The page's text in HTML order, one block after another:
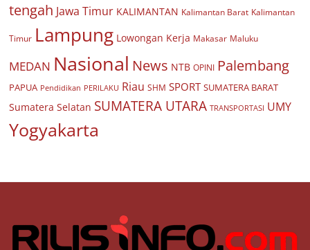
tengah Jawa Timur KALIMANTAN Kalimantan Barat Kalimantan
Timur Lampung Lowongan Kerja Makasar Maluku
MEDAN Nasional News NTB OPINI Palembang
PAPUA Pendidikan PERILAKU Riau SHM SPORT SUMATERA BARAT
Sumatera Selatan SUMATERA UTARA TRANSPORTASI UMY
Yogyakarta